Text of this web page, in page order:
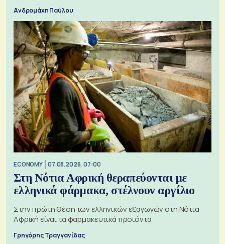
Ανδρομάχη Παύλου
ECONOMY 07.08.2026, 07:00
Στη Νότια Αφρική θεραπεύονται με
ελληνικά φάρμακα, στέλνουν αργίλιο
Στην πρώτη θέση των ελληνικών εξαγωγών στη Νότια
Αφρική είναι τα φαρμακευτικά προϊόντα
Γρηγόρης Τραγγανίδας